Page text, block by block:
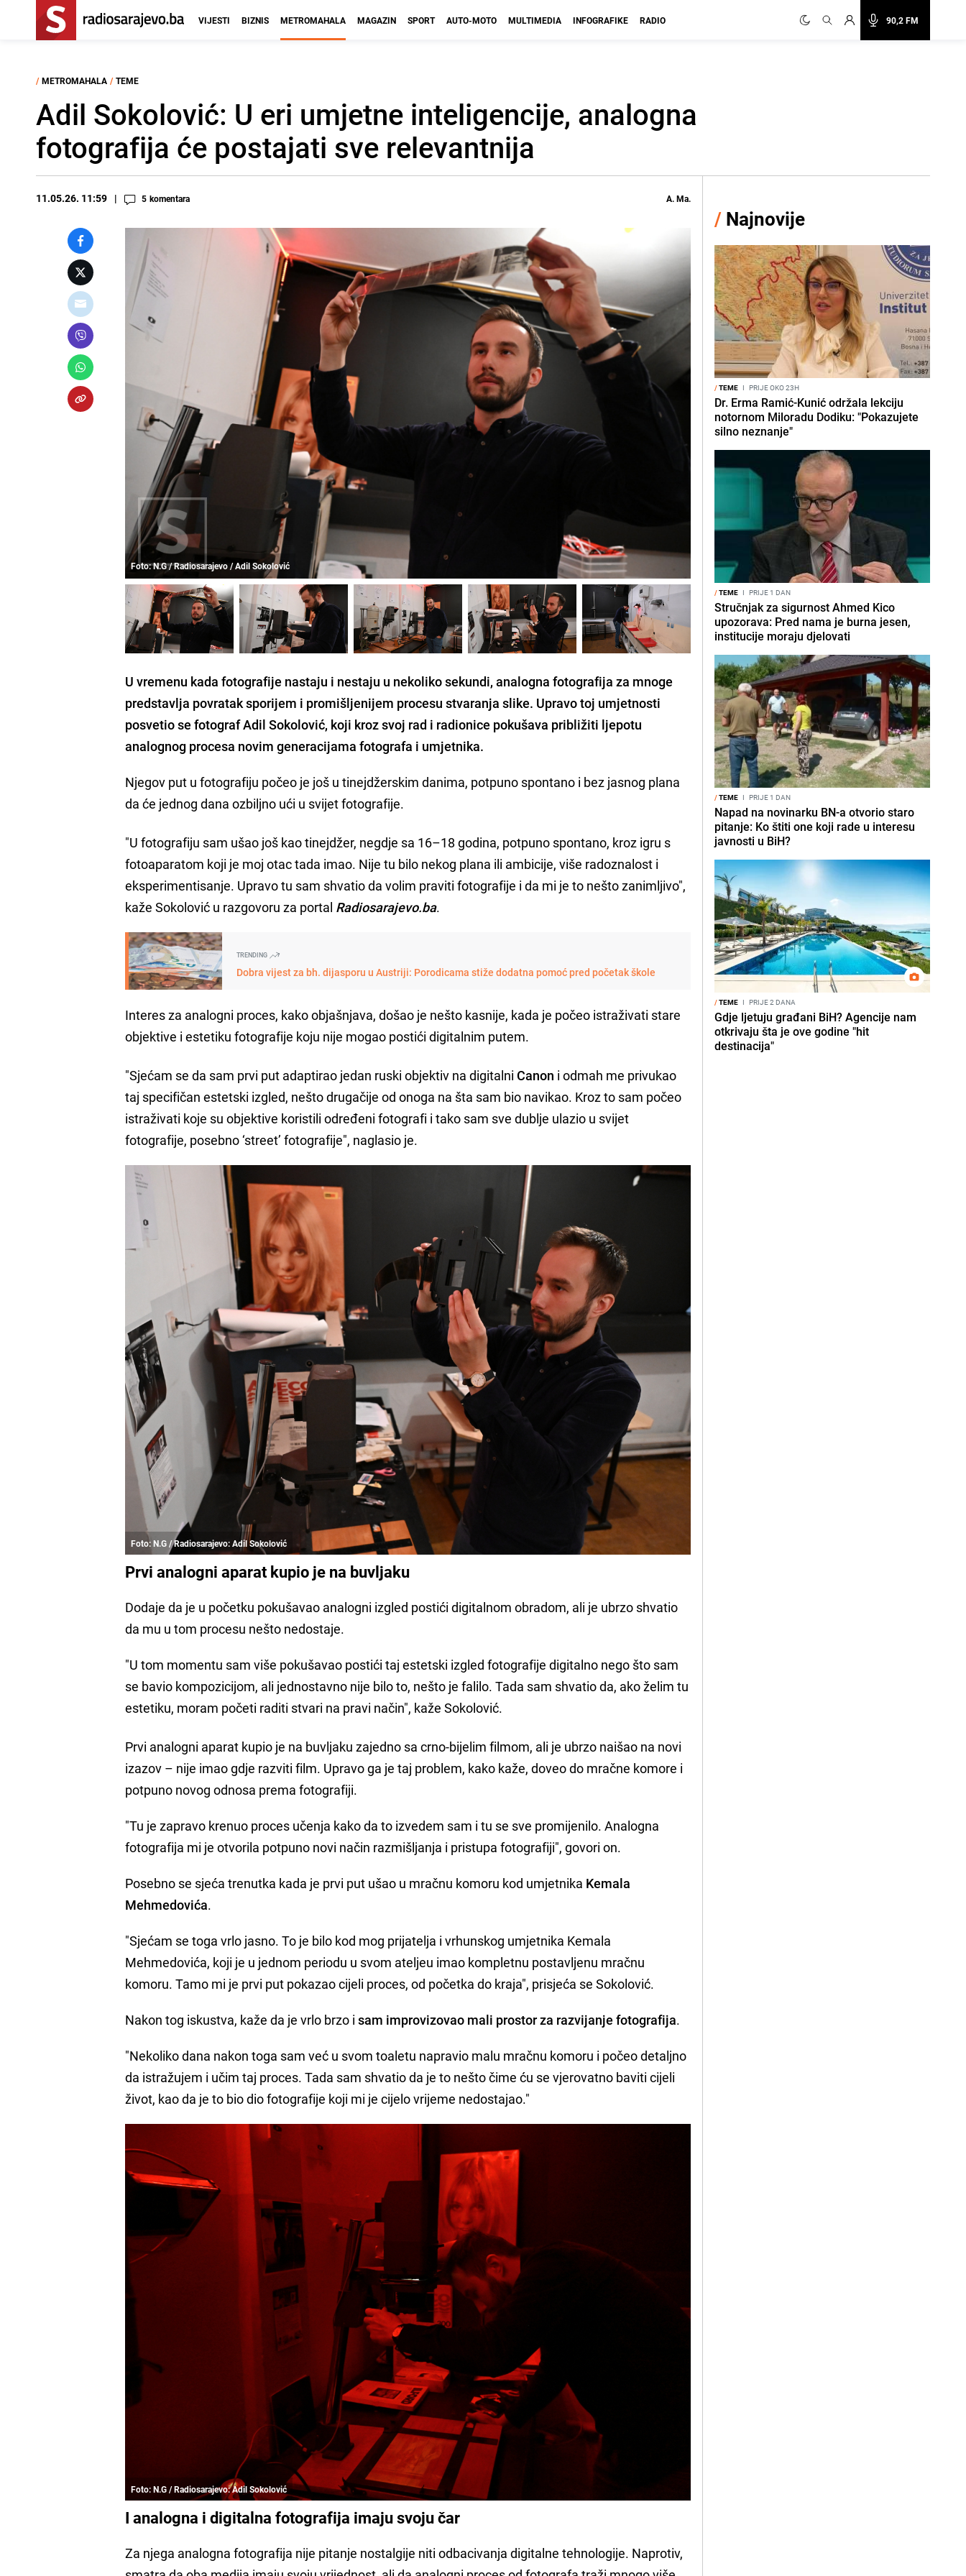
90,2 FM
VIJESTI BIZNIS METROMAHALA MAGAZIN SPORT AUTO-MOTO MULTIMEDIA INFOGRAFIKE RADIO
/ METROMAHALA / TEME
Adil Sokolović: U eri umjetne inteligencije, analogna
fotografija će postajati sve relevantnija
11.05.26. 11:59 5 komentara A. Ma.
Foto: N.G / Radiosarajevo / Adil Sokolović
U vremenu kada fotografije nastaju i nestaju u nekoliko sekundi, analogna fotografija za mnoge
predstavlja povratak sporijem i promišljenijem procesu stvaranja slike. Upravo toj umjetnosti
posvetio se fotograf Adil Sokolović, koji kroz svoj rad i radionice pokušava približiti ljepotu
analognog procesa novim generacijama fotografa i umjetnika.
Njegov put u fotografiju počeo je još u tinejdžerskim danima, potpuno spontano i bez jasnog plana
da će jednog dana ozbiljno ući u svijet fotografije.
"U fotografiju sam ušao još kao tinejdžer, negdje sa 16–18 godina, potpuno spontano, kroz igru s
fotoaparatom koji je moj otac tada imao. Nije tu bilo nekog plana ili ambicije, više radoznalost i
eksperimentisanje. Upravo tu sam shvatio da volim praviti fotografije i da mi je to nešto zanimljivo",
kaže Sokolović u razgovoru za portal Radiosarajevo.ba.
TRENDING
Dobra vijest za bh. dijasporu u Austriji: Porodicama stiže dodatna pomoć pred početak škole
Interes za analogni proces, kako objašnjava, došao je nešto kasnije, kada je počeo istraživati stare
objektive i estetiku fotografije koju nije mogao postići digitalnim putem.
"Sjećam se da sam prvi put adaptirao jedan ruski objektiv na digitalniCanon i odmah me privukao
taj specifičan estetski izgled, nešto drugačije od onoga na šta sam bio navikao. Kroz to sam počeo
istraživati koje su objektive koristili određeni fotografi i tako sam sve dublje ulazio u svijet
fotografije, posebno ‘street’ fotografije", naglasio je.
Foto: N.G / Radiosarajevo: Adil Sokolović
Prvi analogni aparat kupio je na buvljaku
Dodaje da je u početku pokušavao analogni izgled postići digitalnom obradom, ali je ubrzo shvatio
da mu u tom procesu nešto nedostaje.
"U tom momentu sam više pokušavao postići taj estetski izgled fotografije digitalno nego što sam
se bavio kompozicijom, ali jednostavno nije bilo to, nešto je falilo. Tada sam shvatio da, ako želim tu
estetiku, moram početi raditi stvari na pravi način", kaže Sokolović.
Prvi analogni aparat kupio je na buvljaku zajedno sa crno-bijelim filmom, ali je ubrzo naišao na novi
izazov – nije imao gdje razviti film. Upravo ga je taj problem, kako kaže, doveo do mračne komore i
potpuno novog odnosa prema fotografiji.
"Tu je zapravo krenuo proces učenja kako da to izvedem sam i tu se sve promijenilo. Analogna
fotografija mi je otvorila potpuno novi način razmišljanja i pristupa fotografiji", govori on.
Posebno se sjeća trenutka kada je prvi put ušao u mračnu komoru kod umjetnika Kemala
Mehmedovića.
"Sjećam se toga vrlo jasno. To je bilo kod mog prijatelja i vrhunskog umjetnika Kemala
Mehmedovića, koji je u jednom periodu u svom ateljeu imao kompletnu postavljenu mračnu
komoru. Tamo mi je prvi put pokazao cijeli proces, od početka do kraja", prisjeća se Sokolović.
Nakon tog iskustva, kaže da je vrlo brzo isam improvizovao mali prostor za razvijanje fotografija.
"Nekoliko dana nakon toga sam već u svom toaletu napravio malu mračnu komoru i počeo detaljno
da istražujem i učim taj proces. Tada sam shvatio da je to nešto čime ću se vjerovatno baviti cijeli
život, kao da je to bio dio fotografije koji mi je cijelo vrijeme nedostajao."
Foto: N.G / Radiosarajevo: Adil Sokolović
I analogna i digitalna fotografija imaju svoju čar
Za njega analogna fotografija nije pitanje nostalgije niti odbacivanja digitalne tehnologije. Naprotiv,
/ Najnovije
/TEME I PRIJE OKO 23H
Dr. Erma Ramić-Kunić održala lekciju
notornom Miloradu Dodiku: "Pokazujete
silno neznanje"
/TEME I PRIJE 1 DAN
Stručnjak za sigurnost Ahmed Kico
upozorava: Pred nama je burna jesen,
institucije moraju djelovati
/TEME I PRIJE 1 DAN
Napad na novinarku BN-a otvorio staro
pitanje: Ko štiti one koji rade u interesu
javnosti u BiH?
/TEME I PRIJE 2 DANA
Gdje ljetuju građani BiH? Agencije nam
otkrivaju šta je ove godine "hit
destinacija"